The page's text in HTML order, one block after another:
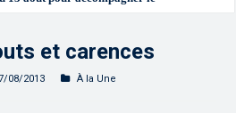
et carences
08/2013
À la Une